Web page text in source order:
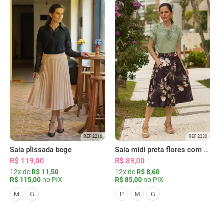
REF 2216
Saia plissada bege
R$ 119,00
12x de R$ 11,50
R$ 115,00 no PIX
M G
REF 2230
Saia midi preta flores com bolsos
R$ 89,00
12x de R$ 8,60
R$ 85,00 no PIX
P M G